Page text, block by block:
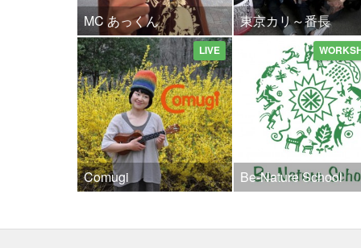
MC あっくん 東京カリ～番長
Comugi
LIVE
Be-Nature School